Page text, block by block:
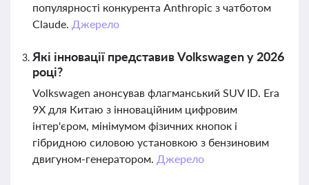
популярності конкурента Anthropic з чатботом
Claude. Джерело
Які інновації представив Volkswagen у 2026
році?
Volkswagen анонсував флагманський SUV ID. Era
9X для Китаю з інноваційним цифровим
інтер'єром, мінімумом фізичних кнопок і
гібридною силовою установкою з бензиновим
двигуном-генератором. Джерело